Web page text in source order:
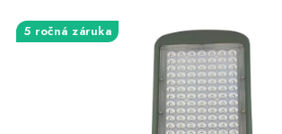
5 ročná záruka